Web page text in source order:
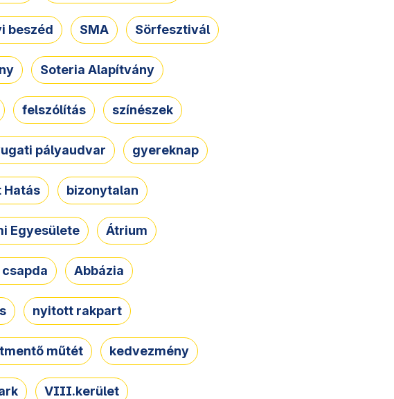
beszéd SMA Sörfesztivál
Soteria Alapítvány
felszólítás színészek
pályaudvar gyereknap
Hatás bizonytalan
Egyesülete Átrium
Abbázia
nyitott rakpart
műtét kedvezmény
VIII.kerület